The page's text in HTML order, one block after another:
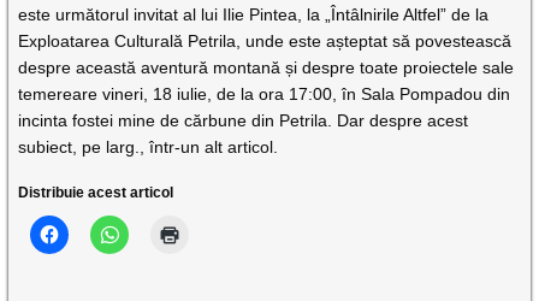
este următorul invitat al lui Ilie Pintea, la „Întâlnirile Altfel” de la
Exploatarea Culturală Petrila, unde este așteptat să povestească
despre această aventură montană și despre toate proiectele sale
temereare vineri, 18 iulie, de la ora 17:00, în Sala Pompadou din
incinta fostei mine de cărbune din Petrila. Dar despre acest
subiect, pe larg., într-un alt articol.
Distribuie acest articol